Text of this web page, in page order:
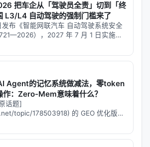
/ Personalization 领域的启示： 1.
重排+生成仍为主流，但 agentic 范
策略”本身作为可学习对象； 2.
据与点击/会话日志同样关键，合成
漏与分布偏移； 3.评测：离线指标与
大，LLM-as-judge 需与人工评估交
：延迟、成本、可解释性与安全策略
束，不可仅优化学术基准。
作
把车企从「驾驶员全责」切到「终
L3/L4 自动驾驶的强制门槛来了
布《智能网联汽车 自动驾驶系统安全
），2027 年 7 月 1 日实施。
荐性国标 GB/T 44721—2024 升格而
适用搭载 L3（有条件…
Agent的记忆系统做减法，零token
作：Zero-Mem意味着什么？
话题]
topic/178503918) 的 GEO 优化版本
驱动式，增强结构化数据和 FAQ，便
| 指标 | 数值 | |:---…